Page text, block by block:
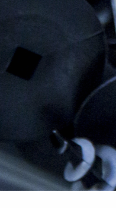
KONTAKTA OSS
SV SV-FI LV ET